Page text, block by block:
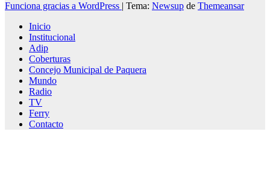
Funciona gracias a WordPress | Tema: Newsup de Themeansar
Inicio
Institucional
Adip
Coberturas
Concejo Municipal de Paquera
Mundo
Radio
TV
Ferry
Contacto